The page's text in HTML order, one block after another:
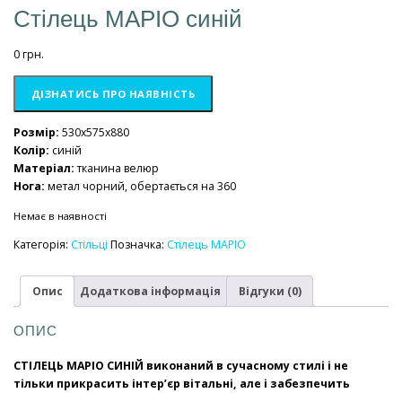
Стілець МАРІО синій
0грн.
ДІЗНАТИСЬ ПРО НАЯВНІСТЬ
Розмір: 530x575x880
Колір: синій
Матеріал:тканина велюр
Нога: метал чорний, обертається на 360
Немає в наявності
Категорія: Стільці Позначка: Стілець МАРІО
Опис Додаткова інформація Відгуки (0)
ОПИС
СТІЛЕЦЬ МАРІО СИНІЙ виконаний в сучасному стилі і не
тільки прикрасить інтер’єр вітальні, але і забезпечить